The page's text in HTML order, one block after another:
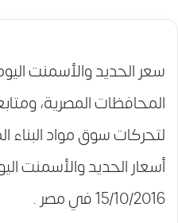
سعر الحديد والأسمنت
المحافظات المصرية،
لتحركات سوق مواد البناء
أسعار الحديد والأسمنت
15/10/2016 في مصر .